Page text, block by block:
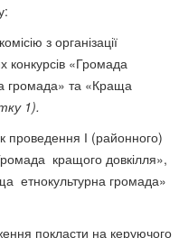
з організації
конкурсів «Громада
громада» та «Краща
1).
І (районного)
кращого довкілля»,
етнокультурна громада»
покласти на керуючого